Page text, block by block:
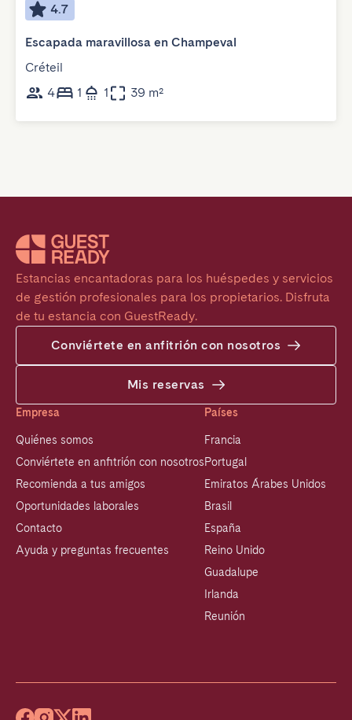
4.7
Escapada maravillosa en Champeval
Créteil
4
1 1 39 m²
Estancias encantadoras para los huéspedes y servicios
de gestión profesionales para los propietarios. Disfruta
de tu estancia con GuestReady.
Conviértete en anfitrión con nosotros
Mis reservas
Empresa
Quiénes somos
Conviértete en anfitrión con nosotros
Recomienda a tus amigos
Oportunidades laborales
Contacto
Ayuda y preguntas frecuentes
Países
Francia
Portugal
Emiratos Árabes Unidos
Brasil
España
Reino Unido
Guadalupe
Irlanda
Reunión